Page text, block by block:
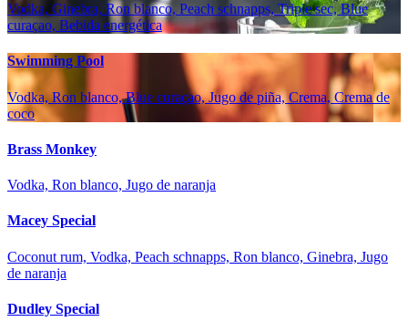
Vodka, Ginebra, Ron blanco, Peach schnapps, Triple sec, Blue
curaçao, Bebida energética
Swimming Pool
Vodka, Ron blanco, Blue curaçao, Jugo de piña, Crema, Crema de
coco
Brass Monkey
Vodka, Ron blanco, Jugo de naranja
Macey Special
Coconut rum, Vodka, Peach schnapps, Ron blanco, Ginebra, Jugo
de naranja
Dudley Special